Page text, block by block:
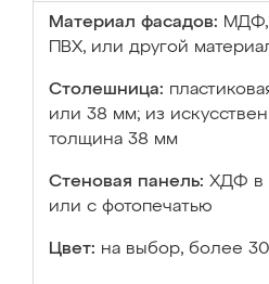
Материал фасадов: МДФ,
ПВХ, или другой
Столешница:
или 38 мм; из
толщина 38 мм
Стеновая панель: ХДФ в
или с фотопечатью
Цвет: на выбор, более